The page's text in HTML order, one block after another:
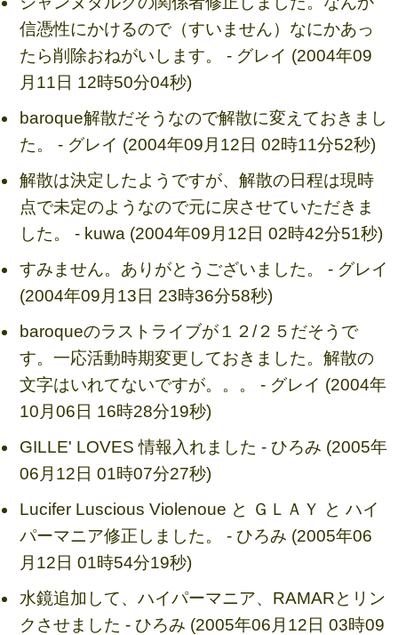
信憑性にかけるので（すいません）なにかあっ
たら削除おねがいします。 - グレイ (2004年09
月11日 12時50分04秒)
baroque解散だそうなので解散に変えておきまし
た。 - グレイ (2004年09月12日 02時11分52秒)
解散は決定したようですが、解散の日程は現時
点で未定のようなので元に戻させていただきま
した。 - kuwa (2004年09月12日 02時42分51秒)
すみません。ありがとうございました。 - グレイ
(2004年09月13日 23時36分58秒)
baroqueのラストライブが１２/２５だそうで
す。一応活動時期変更しておきました。解散の
文字はいれてないですが。。。 - グレイ (2004年
10月06日 16時28分19秒)
GILLE' LOVES 情報入れました - ひろみ (2005年
06月12日 01時07分27秒)
Lucifer Luscious Violenoue と ＧＬＡＹ と ハイ
パーマニア修正しました。 - ひろみ (2005年06
月12日 01時54分19秒)
水鏡追加して、ハイパーマニア、RAMARとリン
クさせました - ひろみ (2005年06月12日 03時09